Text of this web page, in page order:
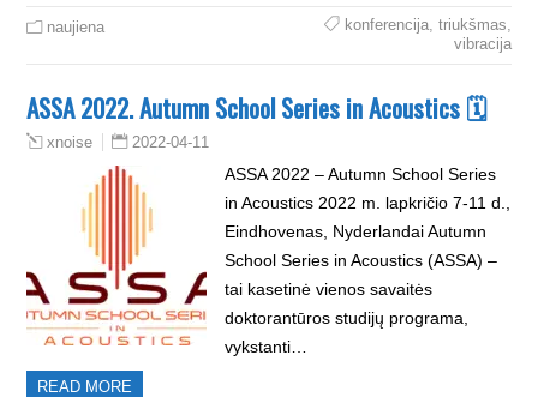
naujiena konferencija, triukšmas,
vibracija
ASSA 2022. Autumn School Series in Acoustics 🗓
xnoise 2022-04-11
ASSA 2022 – Autumn School Series
in Acoustics 2022 m. lapkričio 7-11 d.,
Eindhovenas, Nyderlandai Autumn
School Series in Acoustics (ASSA) –
tai kasetinė vienos savaitės
doktorantūros studijų programa,
vykstanti…
READ MORE